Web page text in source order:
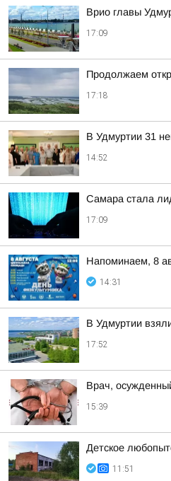
Врио главы
17:09
Продолжаем
17:18
В Удмуртии 31
14:52
Самара стала
17:09
Напоминаем, 8
14:31
В Удмуртии
17:52
Врач,
15:39
Детское
11:51